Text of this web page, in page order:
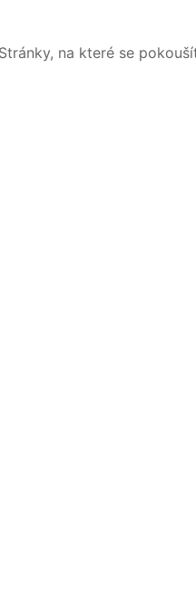
Stránky, na které se